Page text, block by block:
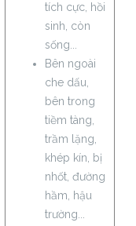
tích cực, hồi
sinh, còn
sống...
Bên ngoài
che dấu,
bên trong
tiềm tàng,
trầm lặng,
khép kín, bị
nhốt, đường
hầm, hậu
trường...